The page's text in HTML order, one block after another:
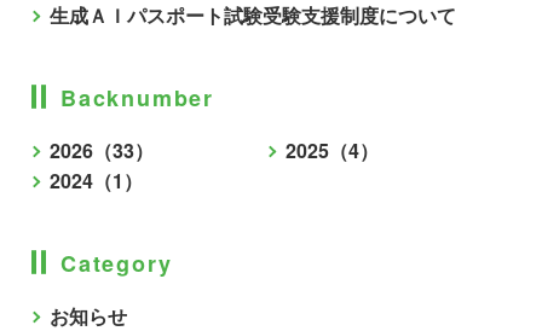
生成ＡＩパスポート試験受験支援制度について
Backnumber
2026（33）
2025（4）
2024（1）
Category
お知らせ